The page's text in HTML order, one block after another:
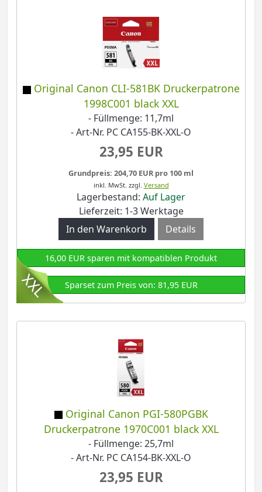
Original Canon CLI-581BK Druckerpatrone
1998C001 black XXL
- Füllmenge: 11,7ml
- Art-Nr. PC CA155-BK-XXL-O
23,95 EUR
Grundpreis: 204,70 EUR pro 100 ml
inkl. MwSt. zzgl. Versand
Lagerbestand: Auf Lager
Lieferzeit: 1-3 Werktage
Details
16,00 EUR sparen mit kompatiblen Produkt
Sparset zum Preis von: 81,95 EUR
Original Canon PGI-580PGBK
Druckerpatrone 1970C001 black XXL
- Füllmenge: 25,7ml
- Art-Nr. PC CA154-BK-XXL-O
23,95 EUR